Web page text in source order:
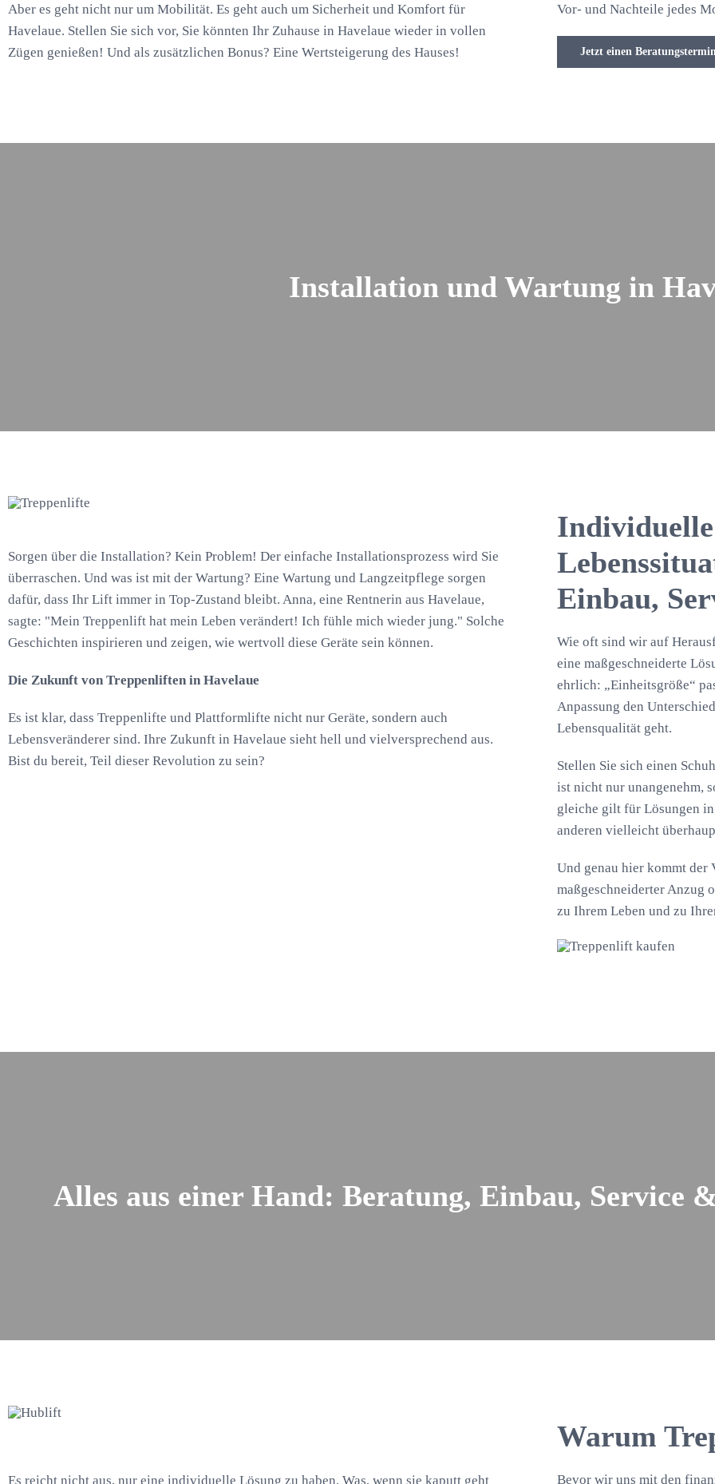
Aber es geht nicht nur um Mobilität. Es geht auch um Sicherheit und Komfort für
Havelaue. Stellen Sie sich vor, Sie könnten Ihr Zuhause in Havelaue wieder in vollen
Zügen genießen! Und als zusätzlichen Bonus? Eine Wertsteigerung des Hauses!
Vor- und Nachteile jedes
Jetzt einen
Installation und Wartung in
Sorgen über die Installation? Kein Problem! Der einfache Installationsprozess wird Sie
überraschen. Und was ist mit der Wartung? Eine Wartung und Langzeitpflege sorgen
dafür, dass Ihr Lift immer in Top-Zustand bleibt. Anna, eine Rentnerin aus Havelaue,
sagte: "Mein Treppenlift hat mein Leben verändert! Ich fühle mich wieder jung." Solche
Geschichten inspirieren und zeigen, wie wertvoll diese Geräte sein können.
Die Zukunft von Treppenliften in Havelaue
Es ist klar, dass Treppenlifte und Plattformlifte nicht nur Geräte, sondern auch
Lebensveränderer sind. Ihre Zukunft in Havelaue sieht hell und vielversprechend aus.
Bist du bereit, Teil dieser Revolution zu sein?
Einbau,
Wie oft sind wir auf
eine maßgeschneiderte
ehrlich: „Einheitsgröße“
Anpassung den
Lebensqualität geht.
Stellen Sie sich einen
ist nicht nur unangenehm,
gleiche gilt für Lösungen
anderen vielleicht
Und genau hier kommt
maßgeschneiderter Anzug
zu Ihrem Leben und zu
Alles aus einer Hand: Beratung, Einbau, Service
Es reicht nicht aus, nur eine individuelle Lösung zu haben. Was, wenn sie kaputt geht
Warum
Bevor wir uns mit den